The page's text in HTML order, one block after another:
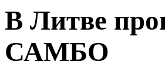
В Литве
САМБО